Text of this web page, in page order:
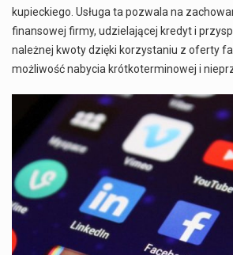
kupieckiego. Usługa ta pozwala na
finansowej firmy, udzielającej kredyt i
należnej kwoty dzięki korzystaniu z oferty
możliwość nabycia krótkoterminowej i